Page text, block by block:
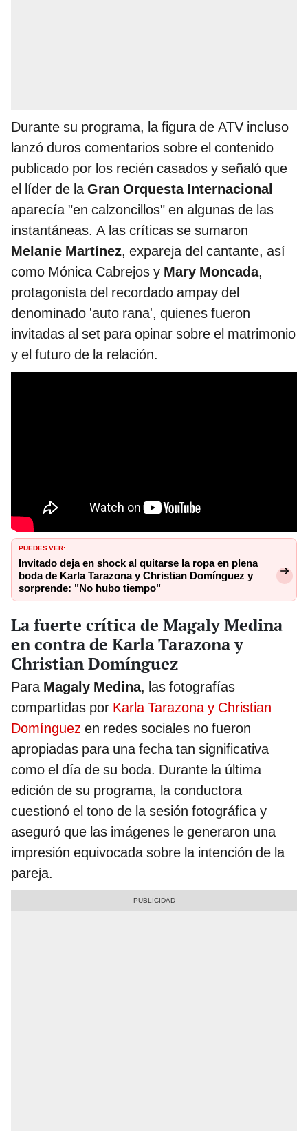
Durante su programa, la figura de ATV incluso
lanzó duros comentarios sobre el contenido
publicado por los recién casados y señaló que
el líder de laGran Orquesta Internacional
aparecía "en calzoncillos" en algunas de las
instantáneas. A las críticas se sumaron
Melanie Martínez, expareja del cantante, así
como Mónica Cabrejos y Mary Moncada,
protagonista del recordado ampay del
denominado 'auto rana', quienes fueron
invitadas al set para opinar sobre el matrimonio
y el futuro de la relación.
PUEDES VER:
Invitado deja en shock al quitarse la ropa en plena
boda de Karla Tarazona y Christian Domínguez y
sorprende: "No hubo tiempo"
La fuerte crítica de Magaly Medina
en contra de Karla Tarazona y
Christian Domínguez
Para Magaly Medina, las fotografías
compartidas por Karla Tarazona y Christian
Domínguez en redes sociales no fueron
apropiadas para una fecha tan significativa
como el día de su boda. Durante la última
edición de su programa, la conductora
cuestionó el tono de la sesión fotográfica y
aseguró que las imágenes le generaron una
impresión equivocada sobre la intención de la
pareja.